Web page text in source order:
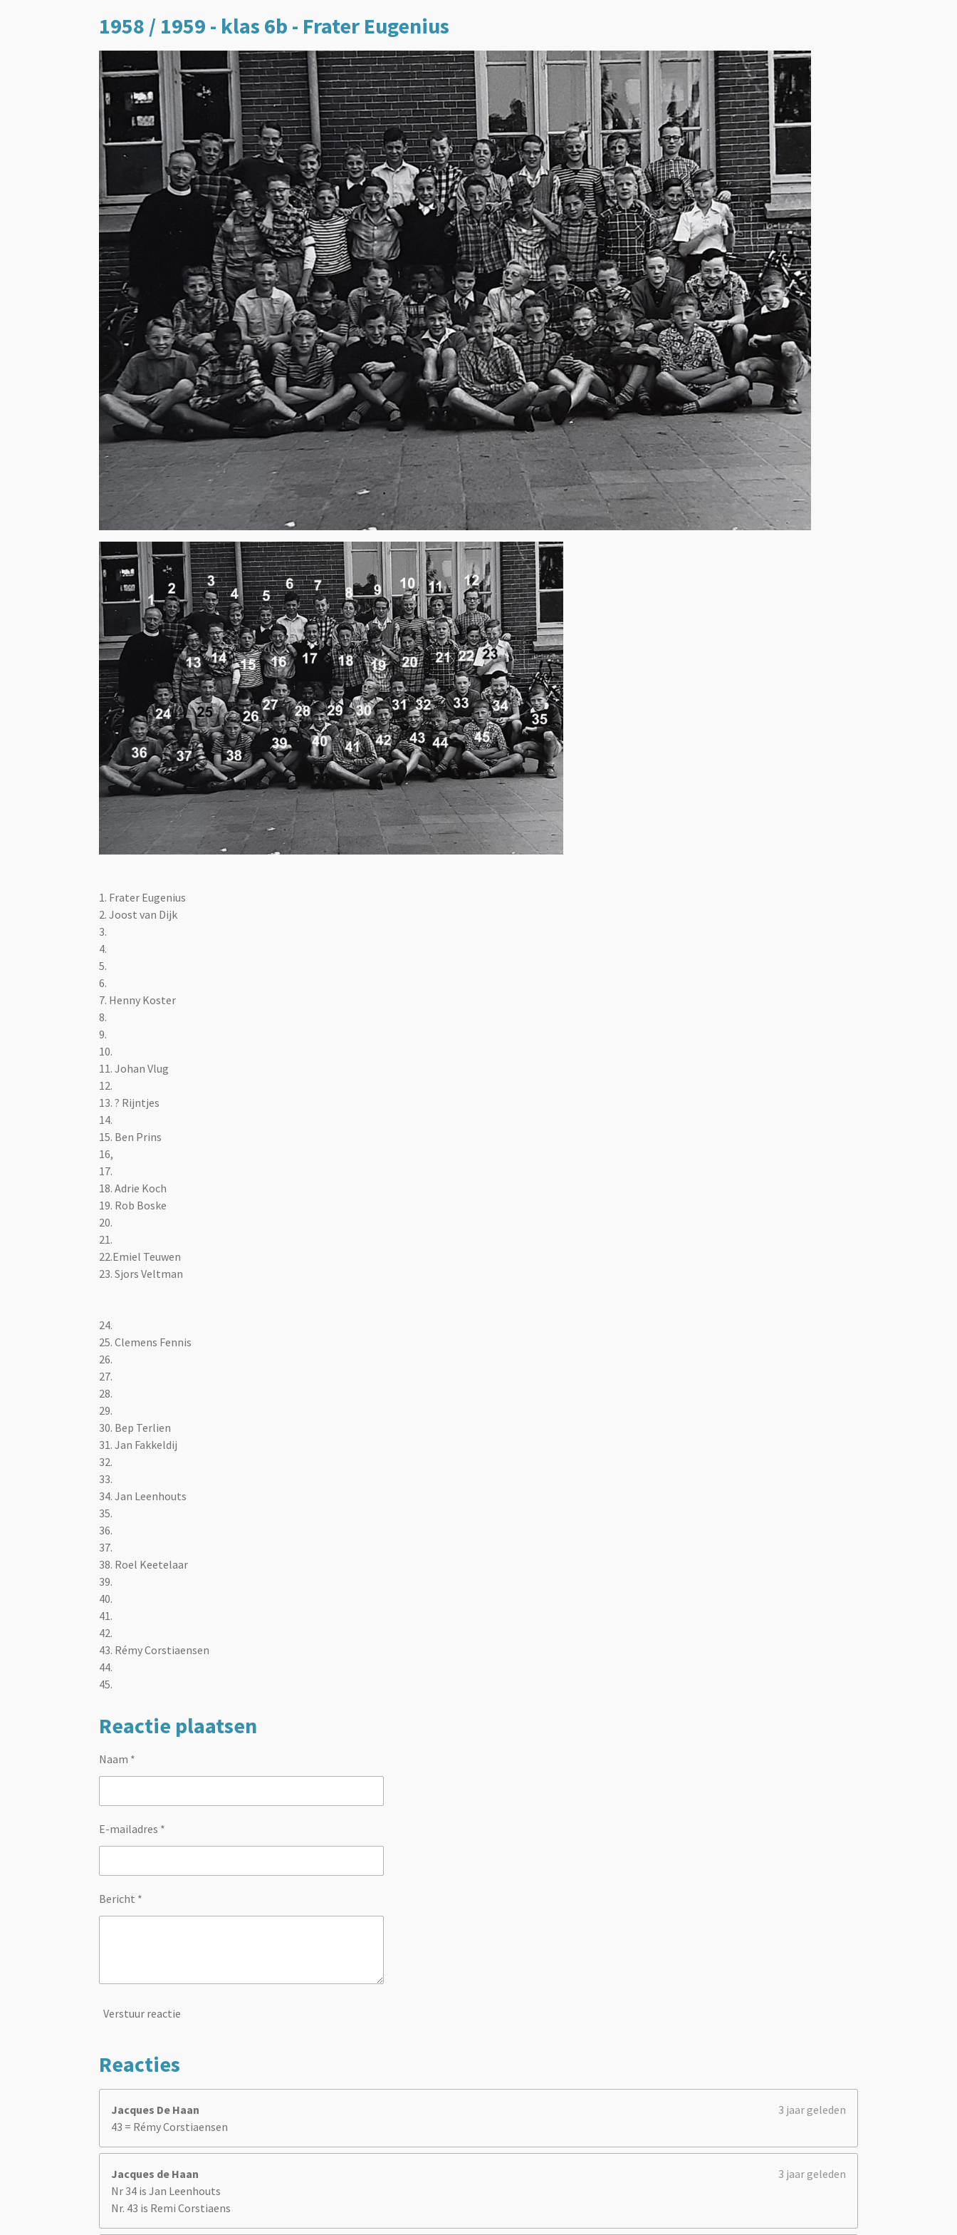
1958 / 1959 - klas 6b - Frater Eugenius
1. Frater Eugenius
2. Joost van Dijk
3.
4.
5.
6.
7. Henny Koster
8.
9.
10.
11. Johan Vlug
12.
13. ? Rijntjes
14.
15. Ben Prins
16,
17.
18. Adrie Koch
19. Rob Boske
20.
21.
22.Emiel Teuwen
23. Sjors Veltman
24.
25. Clemens Fennis
26.
27.
28.
29.
30. Bep Terlien
31. Jan Fakkeldij
32.
33.
34. Jan Leenhouts
35.
36.
37.
38. Roel Keetelaar
39.
40.
41.
42.
43. Rémy Corstiaensen
44.
45.
Reactie plaatsen
Naam *
E-mailadres *
Bericht *
Verstuur reactie
Reacties
Jacques De Haan
3 jaar geleden
43 = Rémy Corstiaensen
Jacques de Haan
3 jaar geleden
Nr 34 is Jan Leenhouts
Nr. 43 is Remi Corstiaens